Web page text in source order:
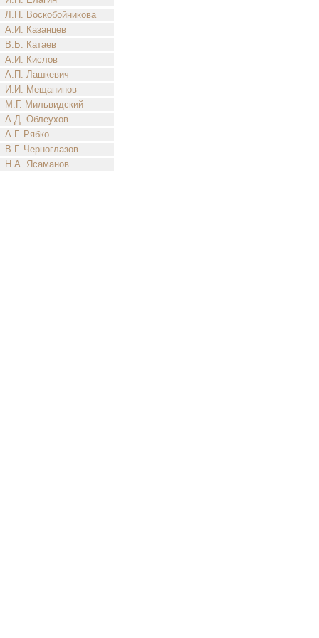
Л.Н. Воскобойникова
А.И. Казанцев
В.Б. Катаев
А.И. Кислов
А.П. Лашкевич
И.И. Мещанинов
М.Г. Мильвидский
А.Д. Облеухов
А.Г. Рябко
В.Г. Черноглазов
Н.А. Ясаманов